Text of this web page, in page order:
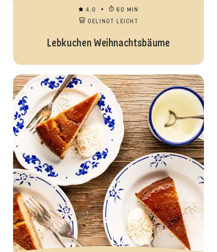
4.0
60 MIN
GELINGT LEICHT
Lebkuchen Weihnachtsbäume